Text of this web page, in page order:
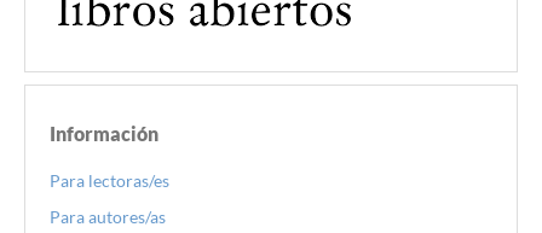
Información
Para lectoras/es
Para autores/as